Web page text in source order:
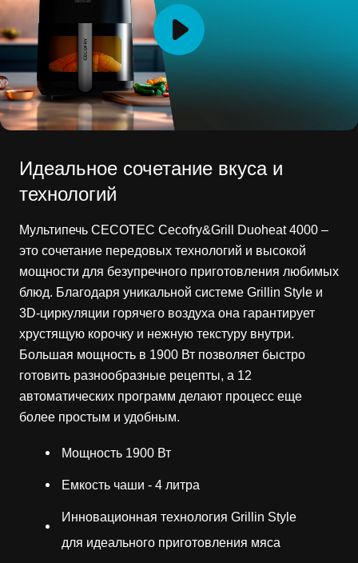
Идеальное сочетание вкуса и
технологий
Мультипечь CECOTEC Cecofry&Grill Duoheat 4000 –
это сочетание передовых технологий и высокой
мощности для безупречного приготовления любимых
блюд. Благодаря уникальной системе Grillin Style и
3D-циркуляции горячего воздуха она гарантирует
хрустящую корочку и нежную текстуру внутри.
Большая мощность в 1900 Вт позволяет быстро
готовить разнообразные рецепты, а 12
автоматических программ делают процесс еще
более простым и удобным.
Мощность 1900 Вт
Емкость чаши - 4 литра
Инновационная технология Grillin Style
для идеального приготовления мяса